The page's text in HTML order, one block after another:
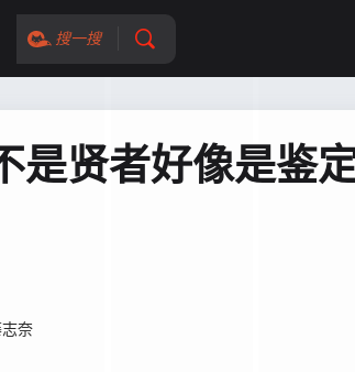
搜一搜
是贤者好像是鉴
奈